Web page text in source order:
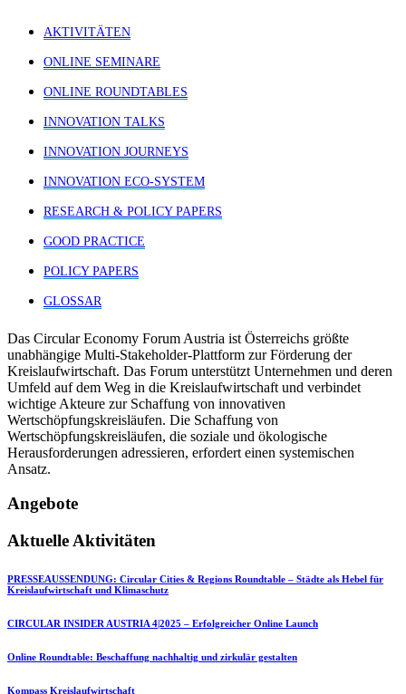
AKTIVITÄTEN
ONLINE SEMINARE
ONLINE ROUNDTABLES
INNOVATION TALKS
INNOVATION JOURNEYS
INNOVATION ECO-SYSTEM
RESEARCH & POLICY PAPERS
GOOD PRACTICE
POLICY PAPERS
GLOSSAR
Das Circular Economy Forum Austria ist Österreichs größte
unabhängige Multi-Stakeholder-Plattform zur Förderung der
Kreislaufwirtschaft. Das Forum unterstützt Unternehmen und deren
Umfeld auf dem Weg in die Kreislaufwirtschaft und verbindet
wichtige Akteure zur Schaffung von innovativen
Wertschöpfungskreisläufen. Die Schaffung von
Wertschöpfungskreisläufen, die soziale und ökologische
Herausforderungen adressieren, erfordert einen systemischen
Ansatz.
Angebote
Aktuelle Aktivitäten
PRESSEAUSSENDUNG: Circular Cities & Regions Roundtable – Städte als Hebel für
Kreislaufwirtschaft und Klimaschutz
CIRCULAR INSIDER AUSTRIA 4|2025 – Erfolgreicher Online Launch
Online Roundtable: Beschaffung nachhaltig und zirkulär gestalten
Kompass Kreislaufwirtschaft